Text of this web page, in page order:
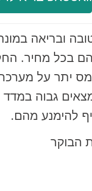
ובריאה
בכל מחיר.
יתר על מערכת
גבוה
להימנע מהם.
הבוקר